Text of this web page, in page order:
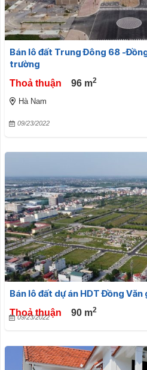
Bán lô đất Trung Đông 68 -
trường
Thoả thuận 96 m2
Hà Nam
09/23/2022
Bán lô đất dự án HDT Đồng
Thoả thuận 90 m2
09/23/2022